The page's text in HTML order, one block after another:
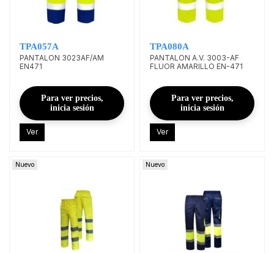
TPA057A
PANTALON 3023AF/AM
EN471
Para ver precios,
inicia sesión
Ver
TPA080A
PANTALON A.V. 3003-AF
FLUOR AMARILLO EN-471
Para ver precios,
inicia sesión
Ver
Nuevo Nuevo